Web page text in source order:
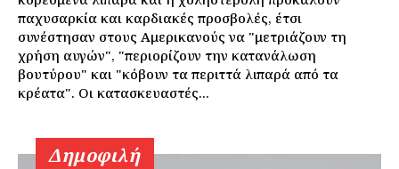
παχυσαρκία και καρδιακές προσβολές, έτσι
συνέστησαν στους Αμερικανούς να "μετριάζουν τη
χρήση αυγών", "περιορίζουν την κατανάλωση
βουτύρου" και "κόβουν τα περιττά λιπαρά από τα
κρέατα". Οι κατασκευαστές...
Δημοφιλή